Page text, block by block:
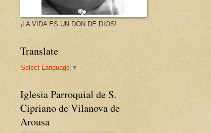
¡LA VIDA ES UN DON DE DIOS!
Translate
Select Language ▼
Iglesia Parroquial de S.
Cipriano de Vilanova de
Arousa